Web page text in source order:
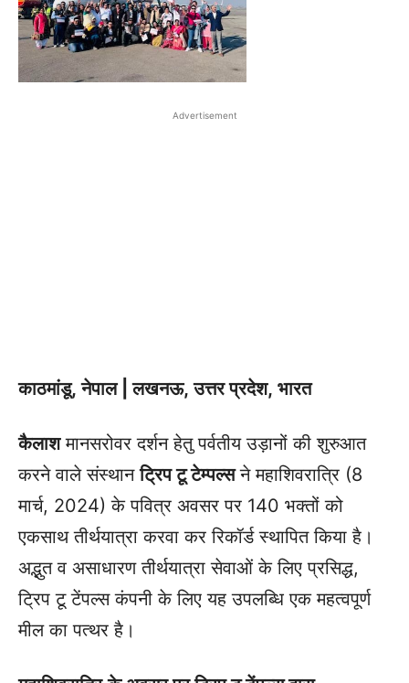
Advertisement
काठमांडू, नेपाल |लखनऊ,उत्तर प्रदेश, भारत
कैलाशमानसरोवर दर्शन हेतु पर्वतीय उड़ानों की शुरुआत
करने वाले संस्थानट्रिप टू टेम्पल्सने महाशिवरात्रि (8
मार्च, 2024) के पवित्र अवसर पर 140 भक्तों को
एकसाथ तीर्थयात्रा करवा कर रिकॉर्ड स्थापित किया है।
अद्भुत व असाधारण तीर्थयात्रा सेवाओं के लिए प्रसिद्ध,
ट्रिप टू टेंपल्स कंपनी के लिए यह उपलब्धि एक महत्वपूर्ण
मील का पत्थर है।